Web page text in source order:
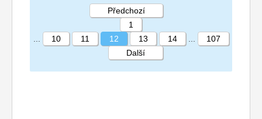
STRÁNKA 12 107
Předchozí
1
10 11 12 13 14
107
Další